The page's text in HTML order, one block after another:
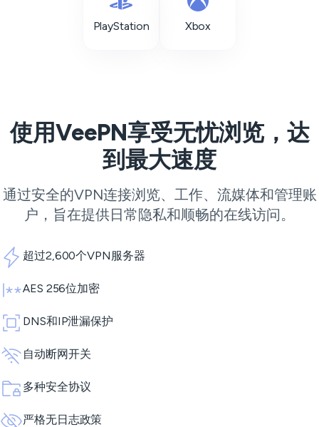
PlayStation Xbox
使用VeePN享受无忧浏览，达
到最大速度
通过安全的VPN连接浏览、工作、流媒体和管理账
户，旨在提供日常隐私和顺畅的在线访问。
超过2,600个VPN服务器
AES 256位加密
DNS和IP泄漏保护
自动断网开关
多种安全协议
严格无日志政策